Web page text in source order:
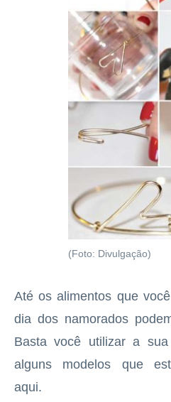
(Foto: Divulgação)
Até os alimentos que
dia dos namorados
Basta você utilizar a
alguns modelos que
aqui.